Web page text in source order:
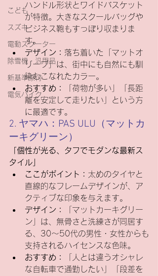
こども
スズキ
電動スクーター
除雪機・汎用品
新基準原付
電気バイク
ハンドル形状とワイドバスケット
が特徴。大きなスクールバッグや
ビジネス鞄もすっぽり収まりま
す。
デザイン： 落ち着いた「マットオ
リーブ」は、街中にも自然にも馴
染むこなれたカラー。
おすすめ：
「荷物が多い」「長距
離を安定して走りたい」という方
に最適です。
2. ヤマハ：PAS ULU（マットカ
ーキグリーン）
「個性が光る、タフでモダンな最新ス
タイル」
ここがポイント： 太めのタイヤと
直線的なフレームデザインが、ア
クティブな印象を与えます。
デザイン：
「マットカーキグリー
ン」は、無骨さと洗練さが同居す
る、30〜50代の男性・女性からも
支持されるハイセンスな色味。
おすすめ：
「人とは違うオシャレ
な自転車で通勤したい」「段差を